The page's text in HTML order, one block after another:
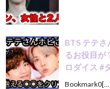
BTS テテ
るお役目が
ロダイス #